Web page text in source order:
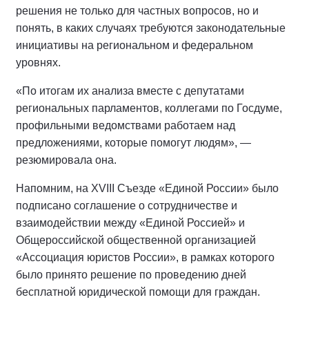
решения не только для частных вопросов, но и
понять, в каких случаях требуются законодательные
инициативы на региональном и федеральном
уровнях.
«По итогам их анализа вместе с депутатами
региональных парламентов, коллегами по Госдуме,
профильными ведомствами работаем над
предложениями, которые помогут людям», —
резюмировала она.
Напомним, на XVIII Съезде «Единой России» было
подписано соглашение о сотрудничестве и
взаимодействии между «Единой Россией» и
Общероссийской общественной организацией
«Ассоциация юристов России», в рамках которого
было принято решение по проведению дней
бесплатной юридической помощи для граждан.